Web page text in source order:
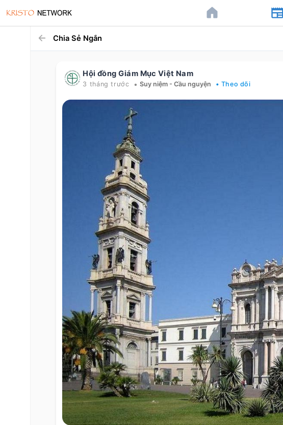
Chia Sẻ Ngắn
Hội đồng Giám Mục Việt Nam
3 tháng trước • Suy niệm - Cầu nguyện • Theo dõi